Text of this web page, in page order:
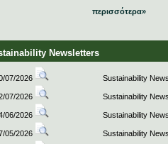
περισσότερα»
Newsletters
07/2026 Sustainability
07/2026 Sustainability
06/2026 Sustainability
05/2026 Sustainability